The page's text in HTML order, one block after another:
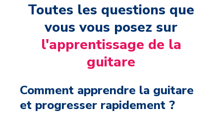
Toutes les questions que
vous vous posez sur
l'apprentissage de la
guitare
Comment apprendre la guitare
et progresser rapidement ?